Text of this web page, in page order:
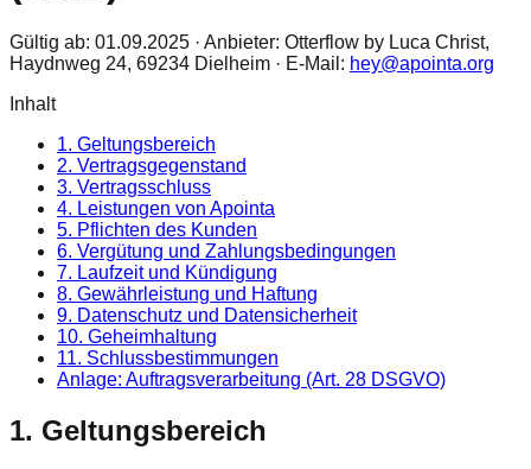
Gültig ab: 01.09.2025 · Anbieter: Otterflow by Luca Christ,
Haydnweg 24, 69234 Dielheim · E-Mail: hey@apointa.org
Inhalt
1. Geltungsbereich
2. Vertragsgegenstand
3. Vertragsschluss
4. Leistungen von Apointa
5. Pflichten des Kunden
6. Vergütung und Zahlungsbedingungen
7. Laufzeit und Kündigung
8. Gewährleistung und Haftung
9. Datenschutz und Datensicherheit
10. Geheimhaltung
11. Schlussbestimmungen
Anlage: Auftragsverarbeitung (Art. 28 DSGVO)
1. Geltungsbereich